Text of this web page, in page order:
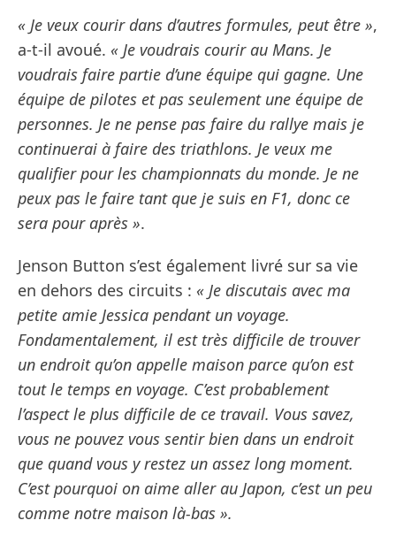
« Je veux courir dans d’autres formules, peut être »,
a-t-il avoué. « Je voudrais courir au Mans. Je
voudrais faire partie d’une équipe qui gagne. Une
équipe de pilotes et pas seulement une équipe de
personnes. Je ne pense pas faire du rallye mais je
continuerai à faire des triathlons. Je veux me
qualifier pour les championnats du monde. Je ne
peux pas le faire tant que je suis en F1, donc ce
sera pour après ».
Jenson Button s’est également livré sur sa vie
en dehors des circuits : « Je discutais avec ma
petite amie Jessica pendant un voyage.
Fondamentalement, il est très difficile de trouver
un endroit qu’on appelle maison parce qu’on est
tout le temps en voyage. C’est probablement
l’aspect le plus difficile de ce travail. Vous savez,
vous ne pouvez vous sentir bien dans un endroit
que quand vous y restez un assez long moment.
C’est pourquoi on aime aller au Japon, c’est un peu
comme notre maison là-bas ».